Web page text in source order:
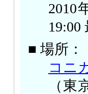
2010
■ 場所：
コニ
（東